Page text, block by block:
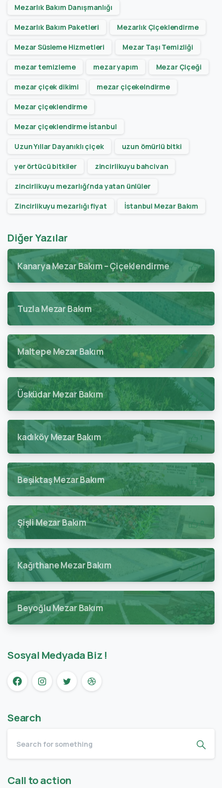
Mezarlık Bakım Danışmanlığı
Mezarlık Bakım Paketleri Mezarlık Çiçeklendirme
Mezar Süsleme Hizmetleri Mezar Taşı Temizliği
mezar temizleme mezar yapım Mezar Çiçeği
mezar çiçek dikimi mezar çiçekelndirme
Mezar çiçeklendirme
Mezar çiçeklendirme İstanbul
Uzun Yıllar Dayanıklı çiçek uzun ömürlü bitki
yer örtücü bitkiler zincirlikuyu bahcivan
zincirlikuyu mezarlığı'nda yatan ünlüler
Zincirlikuyu mezarlığı fiyat İstanbul Mezar Bakım
Diğer Yazılar
Kanarya Mezar Bakım – Çiçeklendirme 0
Tuzla Mezar Bakım 0
Maltepe Mezar Bakım
Üsküdar Mezar Bakım
kadıköy Mezar Bakım 1
Beşiktaş Mezar Bakım 0
Şişli Mezar Bakım 0
Kağıthane Mezar Bakım 1
Beyoğlu Mezar Bakım
Sosyal Medyada Biz !
Search
Call to action